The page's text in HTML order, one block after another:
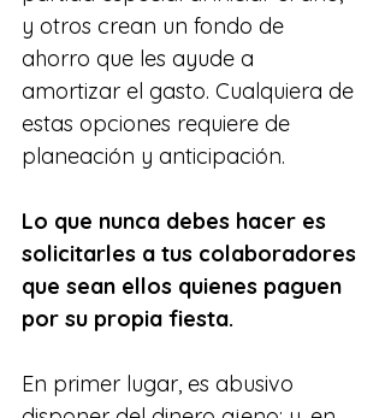
y otros crean un fondo de
ahorro que les ayude a
amortizar el gasto. Cualquiera de
estas opciones requiere de
planeación y anticipación.
Lo que nunca debes hacer es
solicitarles a tus colaboradores
que sean ellos quienes paguen
por su propia fiesta.
En primer lugar, es abusivo